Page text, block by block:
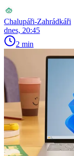
Chalupáři-Zahrádkáři
dnes, 20:45
2 min